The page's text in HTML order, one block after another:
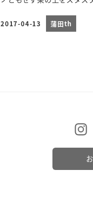
投稿日
2017-04-13 蒲田th